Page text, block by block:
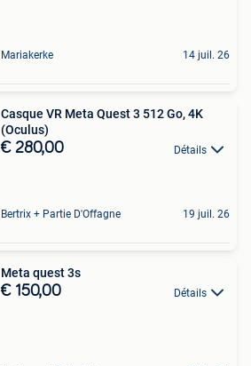
Mariakerke 14 juil. 26
Casque VR Meta Quest 3 512 Go, 4K
(Oculus)
€ 280,00 Détails
Bertrix + Partie D'Offagne 19 juil. 26
Meta quest 3s
€ 150,00 Détails